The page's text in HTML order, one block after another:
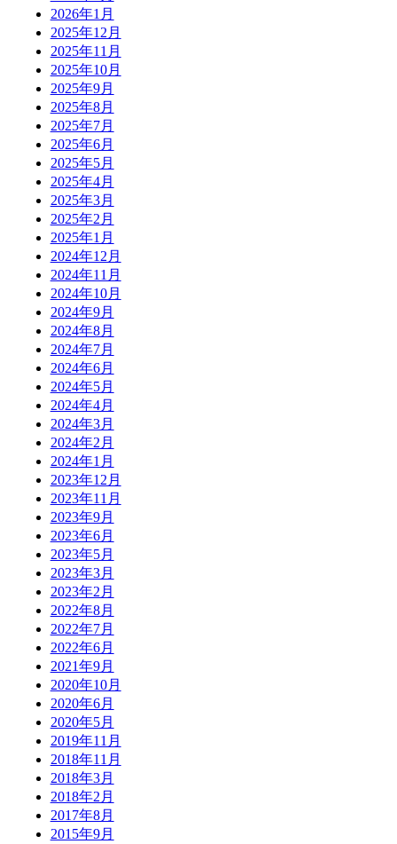
2026年1月
2025年12月
2025年11月
2025年10月
2025年9月
2025年8月
2025年7月
2025年6月
2025年5月
2025年4月
2025年3月
2025年2月
2025年1月
2024年12月
2024年11月
2024年10月
2024年9月
2024年8月
2024年7月
2024年6月
2024年5月
2024年4月
2024年3月
2024年2月
2024年1月
2023年12月
2023年11月
2023年9月
2023年6月
2023年5月
2023年3月
2023年2月
2022年8月
2022年7月
2022年6月
2021年9月
2020年10月
2020年6月
2020年5月
2019年11月
2018年11月
2018年3月
2018年2月
2017年8月
2015年9月